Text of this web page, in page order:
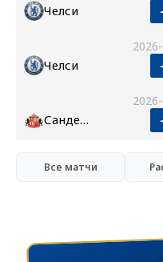
Челси -
Челси -
Сандерленд -
Все матчи